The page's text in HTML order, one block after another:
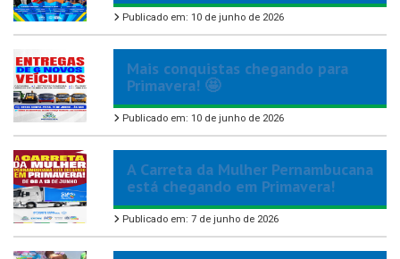
Publicado em: 10 de junho de 2026
Mais conquistas chegando para
Primavera! 🤩
Publicado em: 10 de junho de 2026
A Carreta da Mulher Pernambucana
está chegando em Primavera!
Publicado em: 7 de junho de 2026